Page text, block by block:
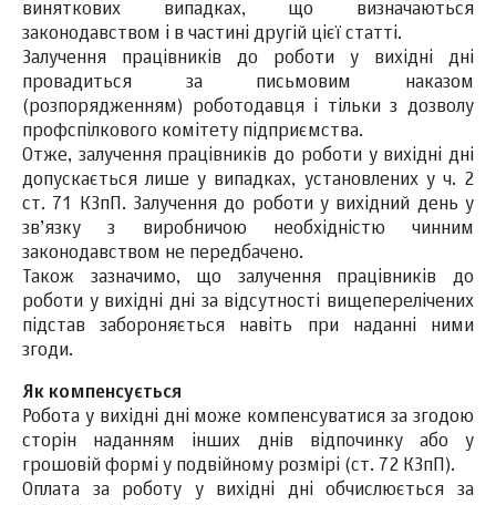
виняткових випадках, що визначаються
законодавством і в частині другій цієї статті.
Залучення працівників до роботи у вихідні дні
провадиться за письмовим наказом
(розпорядженням) роботодавця і тільки з дозволу
профспілкового комітету підприємства.
Отже, залучення працівників до роботи у вихідні дні
допускається лише у випадках, установлених у ч. 2
ст. 71 КЗпП. Залучення до роботи у вихідний день у
зв’язку з виробничою необхідністю чинним
законодавством не передбачено.
Також зазначимо, що залучення працівників до
роботи у вихідні дні за відсутності вищеперелічених
підстав забороняється навіть при наданні ними
згоди.
Як компенсується
Робота у вихідні дні може компенсуватися за згодою
сторін наданням інших днів відпочинку або у
грошовій формі у подвійному розмірі (ст. 72 КЗпП).
Оплата за роботу у вихідні дні обчислюється за